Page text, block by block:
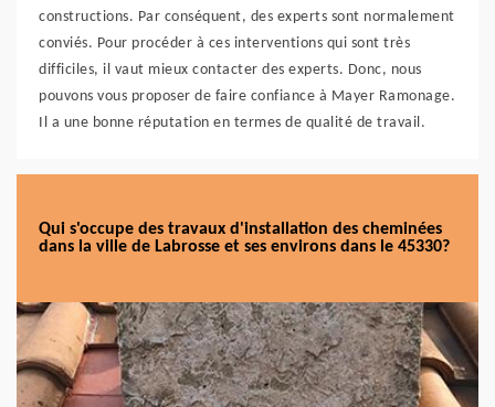
constructions. Par conséquent, des experts sont normalement
conviés. Pour procéder à ces interventions qui sont très
difficiles, il vaut mieux contacter des experts. Donc, nous
pouvons vous proposer de faire confiance à Mayer Ramonage.
Il a une bonne réputation en termes de qualité de travail.
Qui s'occupe des travaux d'installation des cheminées
dans la ville de Labrosse et ses environs dans le 45330?